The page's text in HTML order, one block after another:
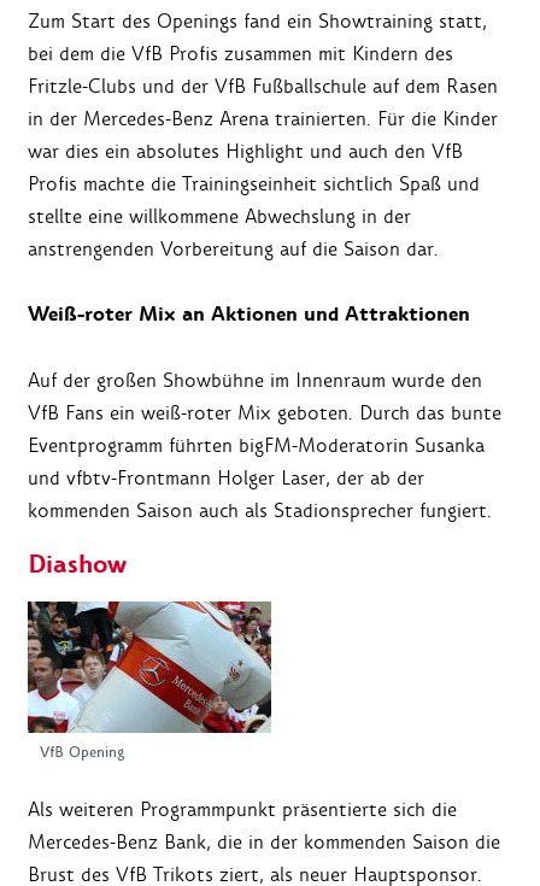
Zum Start des Openings fand ein Showtraining statt,
bei dem die VfB Profis zusammen mit Kindern des
Fritzle-Clubs und der VfB Fußballschule auf dem Rasen
in der Mercedes-Benz Arena trainierten. Für die Kinder
war dies ein absolutes Highlight und auch den VfB
Profis machte die Trainingseinheit sichtlich Spaß und
stellte eine willkommene Abwechslung in der
anstrengenden Vorbereitung auf die Saison dar.
Weiß-roter Mix an Aktionen und Attraktionen
Auf der großen Showbühne im Innenraum wurde den
VfB Fans ein weiß-roter Mix geboten. Durch das bunte
Eventprogramm führten bigFM-Moderatorin Susanka
und vfbtv-Frontmann Holger Laser, der ab der
kommenden Saison auch als Stadionsprecher fungiert.
Diashow
VfB Opening
Als weiteren Programmpunkt präsentierte sich die
Mercedes-Benz Bank, die in der kommenden Saison die
Brust des VfB Trikots ziert, als neuer Hauptsponsor.